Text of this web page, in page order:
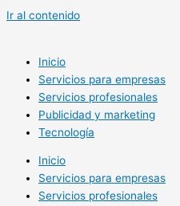
Ir al contenido
Inicio
Servicios para empresas
Servicios profesionales
Publicidad y marketing
Tecnología
Inicio
Servicios para empresas
Servicios profesionales